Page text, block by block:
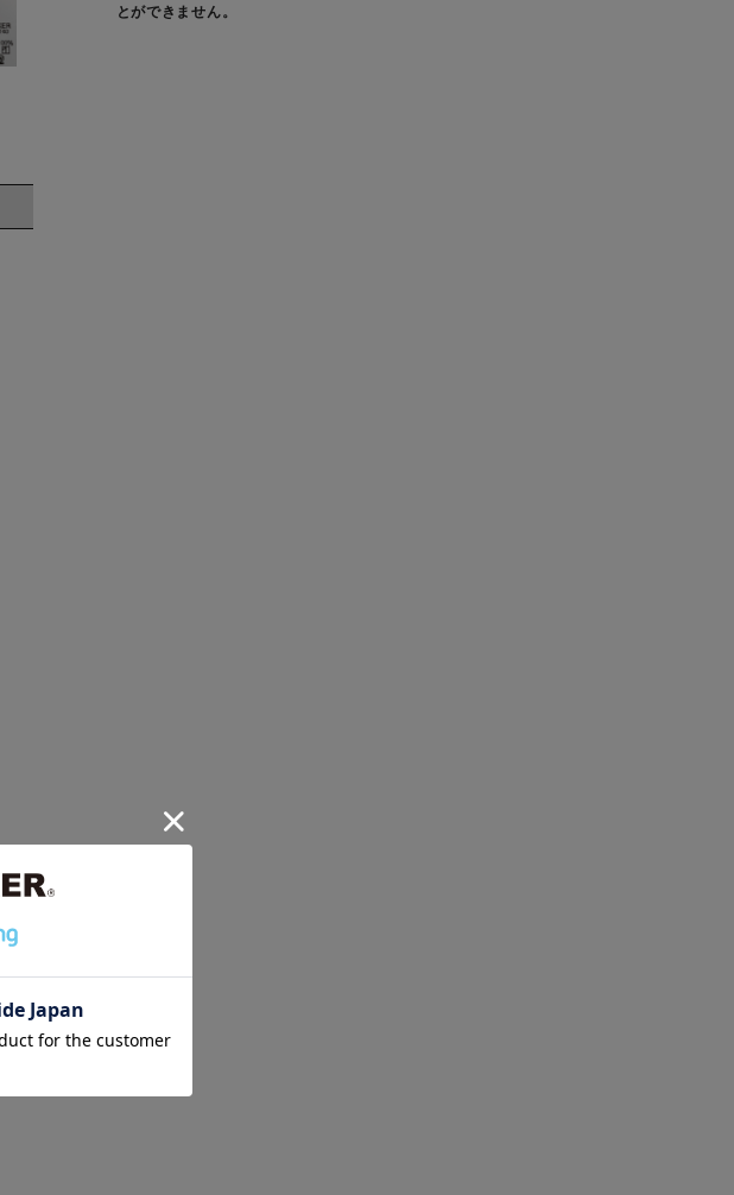
とができません。